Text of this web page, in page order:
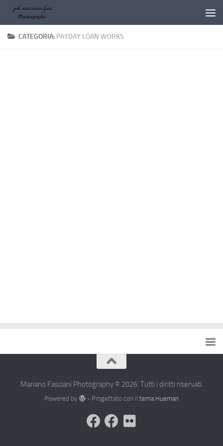
Salta al contenuto
CATEGORIA: PAYDAY LOAN WORKS
Mariano Fasciani Photography © 2026. Tutti i diritti riservati.
Powered by - Progettato con il tema Hueman